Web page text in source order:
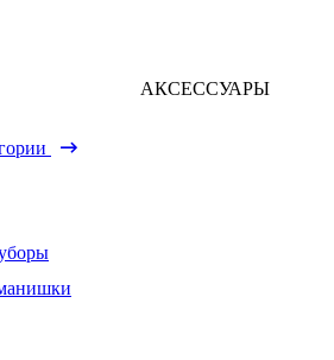
АКСЕССУАРЫ